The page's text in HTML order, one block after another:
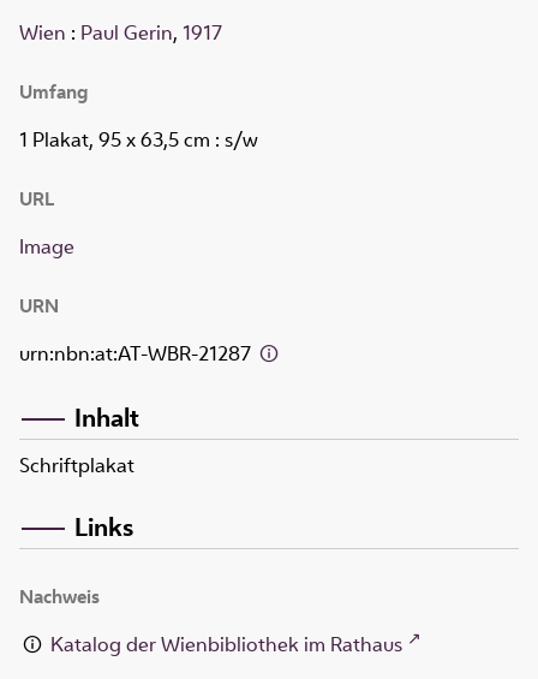
Wien : Paul Gerin, 1917
Umfang
1 Plakat, 95 x 63,5 cm : s/w
URL
Image
URN
urn:nbn:at:AT-WBR-21287
Inhalt
Schriftplakat
Links
Nachweis
Katalog der Wienbibliothek im Rathaus